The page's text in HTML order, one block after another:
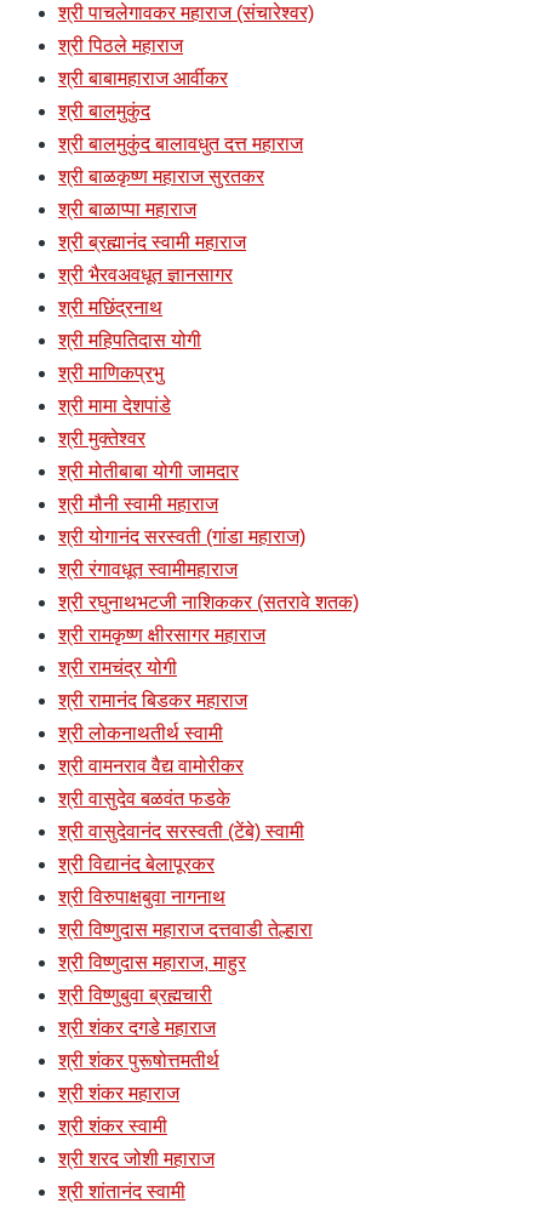
श्री पाचलेगावकर महाराज (संचारेश्वर)
श्री पिठले महाराज
श्री बाबामहाराज आर्वीकर
श्री बालमुकुंद
श्री बालमुकुंद बालावधुत दत्त महाराज
श्री बाळकृष्ण महाराज सुरतकर
श्री बाळाप्पा महाराज
श्री ब्रह्मानंद स्वामी महाराज
श्री भैरवअवधूत ज्ञानसागर
श्री मछिंद्रनाथ
श्री महिपतिदास योगी
श्री माणिकप्रभु
श्री मामा देशपांडे
श्री मुक्तेश्वर
श्री मोतीबाबा योगी जामदार
श्री मौनी स्वामी महाराज
श्री योगानंद सरस्वती (गांडा महाराज)
श्री रंगावधूत स्वामीमहाराज
श्री रघुनाथभटजी नाशिककर (सतरावे शतक)
श्री रामकृष्ण क्षीरसागर महाराज
श्री रामचंद्र योगी
श्री रामानंद बिडकर महाराज
श्री लोकनाथतीर्थ स्वामी
श्री वामनराव वैद्य वामोरीकर
श्री वासुदेव बळवंत फडके
श्री वासुदेवानंद सरस्वती (टेंबे) स्वामी
श्री विद्यानंद बेलापूरकर
श्री विरुपाक्षबुवा नागनाथ
श्री विष्णुदास महाराज दत्तवाडी तेल्हारा
श्री विष्णुदास महाराज, माहुर
श्री विष्णुबुवा ब्रह्मचारी
श्री शंकर दगडे महाराज
श्री शंकर पुरूषोत्तमतीर्थ
श्री शंकर महाराज
श्री शंकर स्वामी
श्री शरद जोशी महाराज
श्री शांतानंद स्वामी